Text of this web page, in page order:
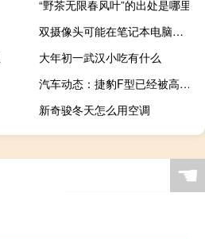
“野茶无限春风叶”的出处是哪里
双摄像头可能在笔记本电脑上变得很普遍
大年初一武汉小吃有什么
汽车动态：捷豹F型已经被高度期待并不是夸张的说法
新奇骏冬天怎么用空调
☚